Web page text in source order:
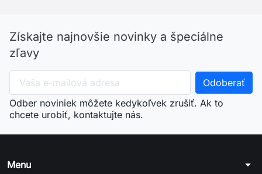
Získajte najnovšie novinky a špeciálne
zľavy
Odber noviniek môžete kedykoľvek zrušiť. Ak to
chcete urobiť, kontaktujte nás.
Menu arrow_drop_down